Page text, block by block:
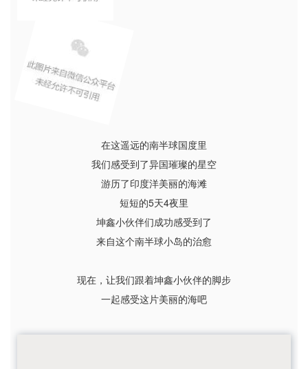
在这遥远的南半球国度里
我们感受到了异国璀璨的星空
游历了印度洋美丽的海滩
短短的5天4夜里
坤鑫小伙伴们成功感受到了
来自这个南半球小岛的治愈
现在，让我们跟着坤鑫小伙伴的脚步
一起感受这片美丽的海吧